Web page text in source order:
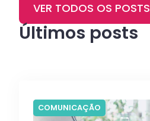
Últimos posts
VER TODOS OS POSTS
COMUNICAÇÃO